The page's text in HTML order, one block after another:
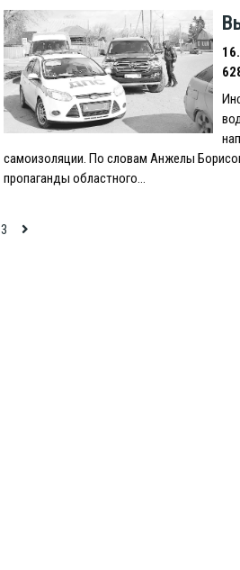
самоизоляции. По словам Анжелы
пропаганды областного…
3